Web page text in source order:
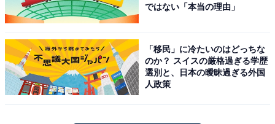
ではない「本当の理由」
「移民」に冷たいのはどっちな
のか？ スイスの厳格過ぎる学歴
選別と、日本の曖昧過ぎる外国
人政策